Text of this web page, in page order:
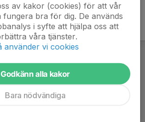
av kakor (cookies) för att vår
fungera bra för dig. De används
i syfte att hjälpa oss att
våra tjänster.
använder vi cookies
Godkänn alla kakor
Bara nödvändiga